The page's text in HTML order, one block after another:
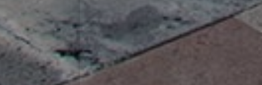
Et hus på landet midt i naturen, en
godt utvalg bosteder for alle typer
finner du det perfekte stedet for deg å